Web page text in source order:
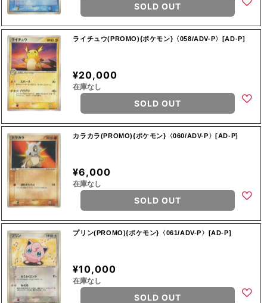
SOLD OUT
ライチュウ(PROMO){ポケモン}〈058/ADV-P〉[AD-P]
¥20,000
在庫なし
SOLD OUT
カラカラ(PROMO){ポケモン}〈060/ADV-P〉[AD-P]
¥6,000
在庫なし
SOLD OUT
プリン(PROMO){ポケモン}〈061/ADV-P〉[AD-P]
¥10,000
在庫なし
SOLD OUT